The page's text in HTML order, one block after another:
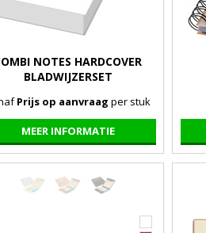
NOTES HARDCOVER
BLADWIJZERSET
Prijs op aanvraag per stuk
MEER INFORMATIE